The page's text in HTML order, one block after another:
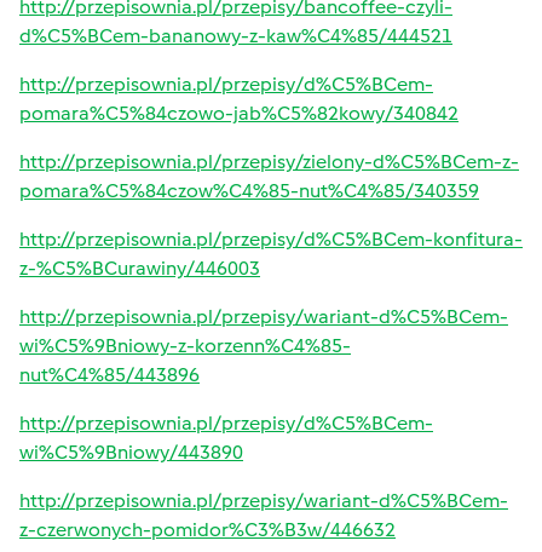
http://przepisownia.pl/przepisy/bancoffee-czyli-
d%C5%BCem-bananowy-z-kaw%C4%85/444521
http://przepisownia.pl/przepisy/d%C5%BCem-
pomara%C5%84czowo-jab%C5%82kowy/340842
http://przepisownia.pl/przepisy/zielony-d%C5%BCem-z-
pomara%C5%84czow%C4%85-nut%C4%85/340359
http://przepisownia.pl/przepisy/d%C5%BCem-konfitura-
z-%C5%BCurawiny/446003
http://przepisownia.pl/przepisy/wariant-d%C5%BCem-
wi%C5%9Bniowy-z-korzenn%C4%85-
nut%C4%85/443896
http://przepisownia.pl/przepisy/d%C5%BCem-
wi%C5%9Bniowy/443890
http://przepisownia.pl/przepisy/wariant-d%C5%BCem-
z-czerwonych-pomidor%C3%B3w/446632